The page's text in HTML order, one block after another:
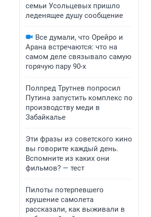
семьи Усольцевых пришло
леденящее душу сообщение
Все думали, что Орейро и
Арана встречаются: что на
самом деле связывало самую
горячую пару 90-х
Полпред Трутнев попросил
Путина запустить комплекс по
производству меди в
Забайкалье
Эти фразы из советского кино
вы говорите каждый день.
Вспомните из каких они
фильмов? — тест
Пилоты потерпевшего
крушение самолета
рассказали, как выживали в